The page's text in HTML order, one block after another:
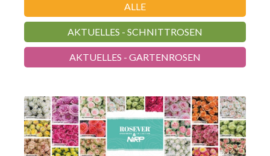
ALLE
AKTUELLES - SCHNITTROSEN
AKTUELLES - GARTENROSEN